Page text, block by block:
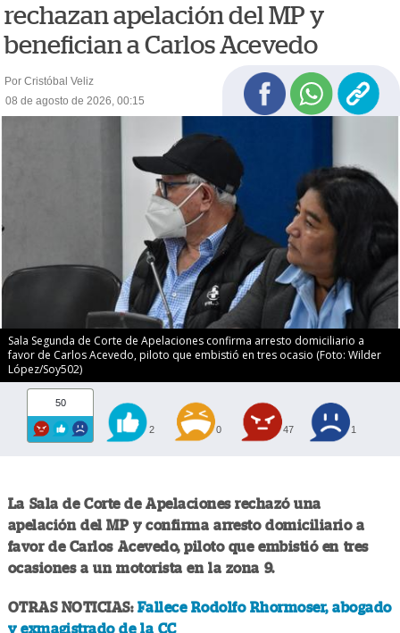
rechazan apelación del MP y
benefician a Carlos Acevedo
Por Cristóbal Veliz
08 de agosto de 2026, 00:15
Sala Segunda de Corte de Apelaciones confirma arresto domiciliario a
favor de Carlos Acevedo, piloto que embistió en tres ocasio (Foto: Wilder
López/Soy502)
50
2 0 47 1
La Sala de Corte de Apelaciones rechazó una
apelación del MP y confirma arresto domiciliario a
favor de Carlos Acevedo, piloto que embistió en tres
ocasiones a un motorista en la zona 9.
OTRAS NOTICIAS: Fallece Rodolfo Rhormoser, abogado
y exmagistrado de la CC